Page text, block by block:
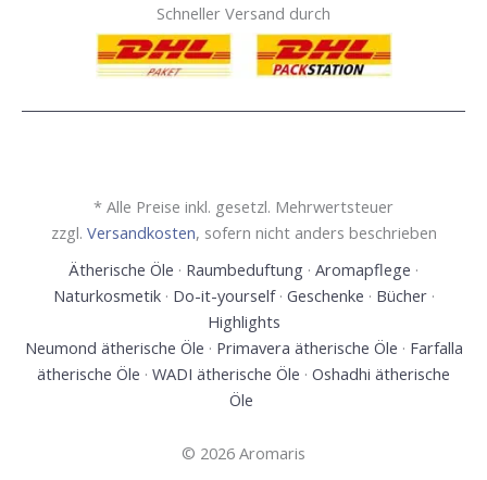
Schneller Versand durch
* Alle Preise inkl. gesetzl. Mehrwertsteuer
zzgl. Versandkosten, sofern nicht anders beschrieben
Ätherische Öle · Raumbeduftung · Aromapflege ·
Naturkosmetik· Do-it-yourself· Geschenke · Bücher·
Highlights
Neumond ätherische Öle · Primavera ätherische Öle · Farfalla
ätherische Öle · WADI ätherische Öle · Oshadhi ätherische
Öle
© 2026 Aromaris